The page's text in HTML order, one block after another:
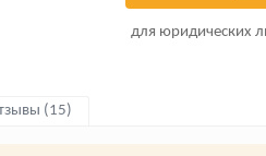
для юридических
(15)